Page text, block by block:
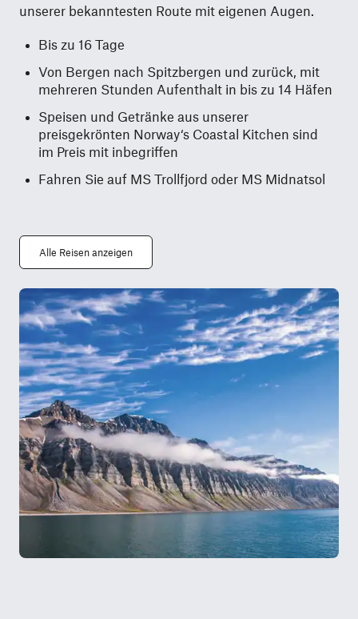
unserer bekanntesten Route mit eigenen Augen.
Bis zu 16 Tage
Von Bergen nach Spitzbergen und zurück, mit
mehreren Stunden Aufenthalt in bis zu 14 Häfen
Speisen und Getränke aus unserer
preisgekrönten Norway‘s Coastal Kitchen sind
im Preis mit inbegriffen
Fahren Sie auf MS Trollfjord oder MS Midnatsol
Alle Reisen anzeigen